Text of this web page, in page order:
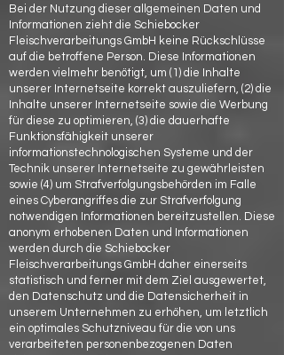
Bei der Nutzung dieser allgemeinen Daten und
Informationen zieht die Schiebocker
Fleischverarbeitungs GmbH keine Rückschlüsse
auf die betroffene Person. Diese Informationen
werden vielmehr benötigt, um (1) die Inhalte
unserer Internetseite korrekt auszuliefern, (2) die
Inhalte unserer Internetseite sowie die Werbung
für diese zu optimieren, (3) die dauerhafte
Funktionsfähigkeit unserer
informationstechnologischen Systeme und der
Technik unserer Internetseite zu gewährleisten
sowie (4) um Strafverfolgungsbehörden im Falle
eines Cyberangriffes die zur Strafverfolgung
notwendigen Informationen bereitzustellen. Diese
anonym erhobenen Daten und Informationen
werden durch die Schiebocker
Fleischverarbeitungs GmbH daher einerseits
statistisch und ferner mit dem Ziel ausgewertet,
den Datenschutz und die Datensicherheit in
unserem Unternehmen zu erhöhen, um letztlich
ein optimales Schutzniveau für die von uns
verarbeiteten personenbezogenen Daten